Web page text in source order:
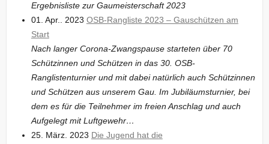
Ergebnisliste zur Gaumeisterschaft 2023
01. Apr.. 2023 OSB-Rangliste 2023 – Gauschützen am
Start
Nach langer Corona-Zwangspause starteten über 70
Schützinnen und Schützen in das 30. OSB-
Ranglistenturnier und mit dabei natürlich auch Schützinnen
und Schützen aus unserem Gau. Im Jubiläumsturnier, bei
dem es für die Teilnehmer im freien Anschlag und auch
Aufgelegt mit Luftgewehr…
25. März. 2023 Die Jugend hat die